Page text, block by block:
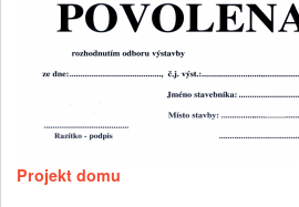
Projekt domu